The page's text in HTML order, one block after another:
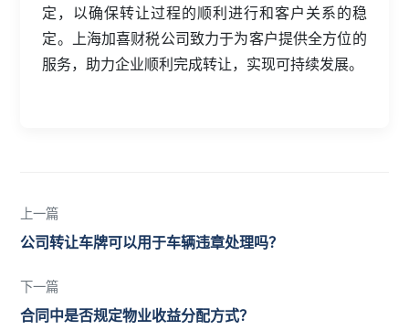
定，以确保转让过程的顺利进行和客户关系的稳
定。上海加喜财税公司致力于为客户提供全方位的
服务，助力企业顺利完成转让，实现可持续发展。
上一篇
公司转让车牌可以用于车辆违章处理吗？
下一篇
合同中是否规定物业收益分配方式？